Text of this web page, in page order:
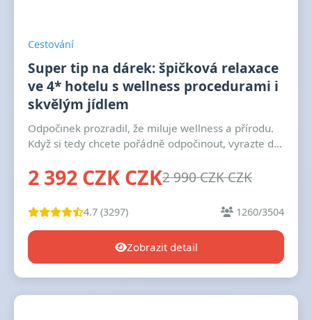
Cestování
Super tip na dárek: špičková relaxace
ve 4* hotelu s wellness procedurami i
skvělým jídlem
Odpočinek prozradil, že miluje wellness a přírodu.
Když si tedy chcete pořádně odpočinout, vyrazte d...
2 392 CZK CZK2 990 CZK CZK
4.7 (3297) 1260/3504
Zobrazit detail